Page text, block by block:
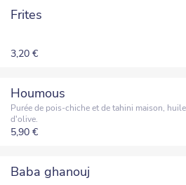
Frites
3,20 €
Houmous
Purée de pois-chiche et de tahini maison, huile
d'olive.
5,90 €
Baba ghanouj